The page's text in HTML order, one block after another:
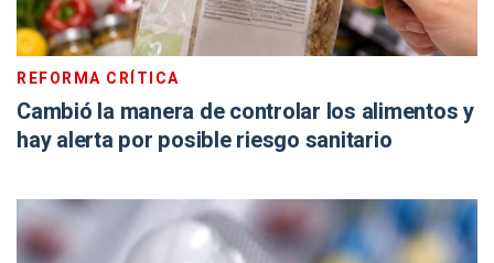
REFORMA CRÍTICA
Cambió la manera de controlar los alimentos y
hay alerta por posible riesgo sanitario